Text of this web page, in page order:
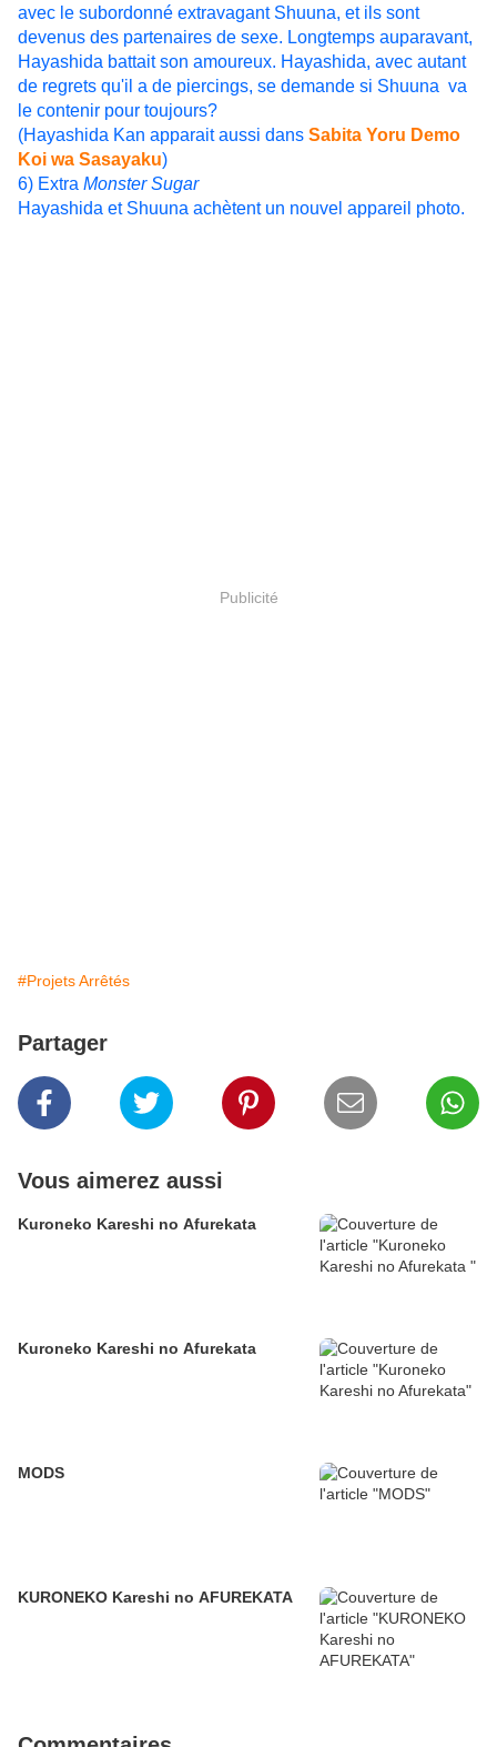
avec le subordonné extravagant Shuuna, et ils sont
devenus des partenaires de sexe. Longtemps auparavant,
Hayashida battait son amoureux. Hayashida, avec autant
de regrets qu'il a de piercings, se demande si Shuuna va
le contenir pour toujours?
(Hayashida Kan apparait aussi dans Sabita Yoru Demo
Koi wa Sasayaku)
6) Extra Monster Sugar
Hayashida et Shuuna achètent un nouvel appareil photo.
Publicité
#Projets Arrêtés
Partager
Vous aimerez aussi
Kuroneko Kareshi no Afurekata
Kuroneko Kareshi no Afurekata
MODS
KURONEKO Kareshi no AFUREKATA